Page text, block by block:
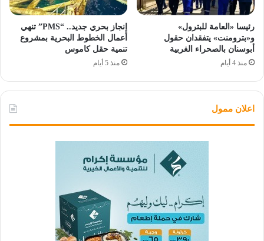
رئيسا «العامة للبترول»
و«بترومنت» يتفقدان حقول
أبوسنان بالصحراء الغربية
منذ 4 أيام
إنجاز بحري جديد.. “PMS” تنهي
أعمال الخطوط البحرية بمشروع
تنمية حقل كاموس
منذ 5 أيام
اعلان ممول